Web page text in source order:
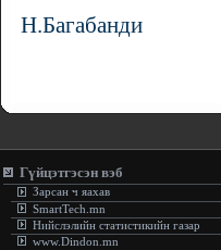
Н.Багабанди
Гүйцэтгэсэн вэб
Зарсан ч яахав
SmartTech.mn
Нийслэлийн статистикийн газар
www.Dindon.mn